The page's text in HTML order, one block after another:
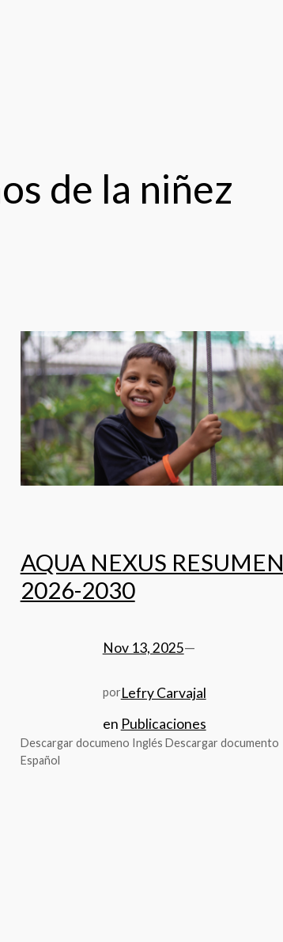
de la niñez
AQUA NEXUS RESUMEN
2026-2030
Nov 13, 2025—
porLefry Carvajal
en Publicaciones
Descargar documeno Inglés Descargar documento
Español